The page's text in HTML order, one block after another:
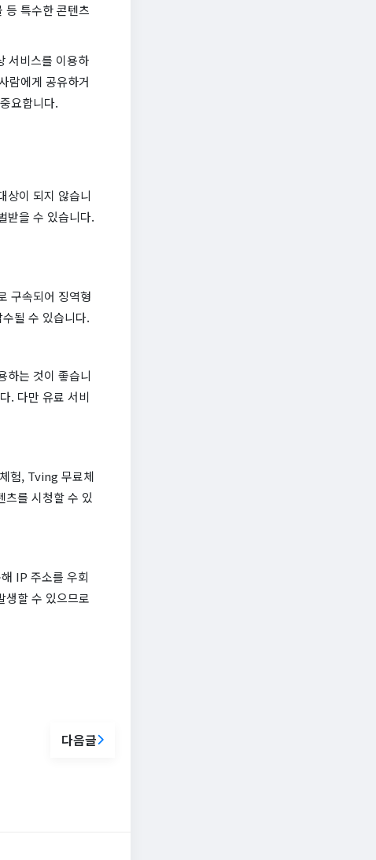
등 특수한 콘텐츠
서비스를 이용하
람에게 공유하거
요합니다.
상이 되지 않습니
받을 수 있습니다.
구속되어 징역형
될 수 있습니다.
는 것이 좋습니
. 다만 유료 서비
험, Tving 무료체
츠를 시청할 수 있
IP 주소를 우회
생할 수 있으므로
다음글